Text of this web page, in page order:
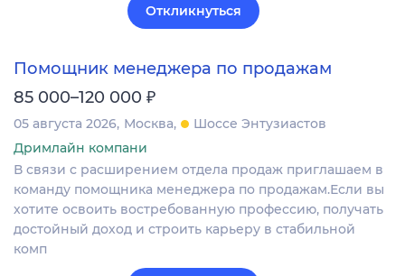
Откликнуться
Помощник менеджера по продажам
85 000–120 000 ₽
05 августа 2026 Москва
Шоссе Энтузиастов
Дримлайн компани
В связи с расширением отдела продаж приглашаем в
команду помощника менеджера по продажам.Если вы
хотите освоить востребованную профессию, получать
достойный доход и строить карьеру в стабильной
комп